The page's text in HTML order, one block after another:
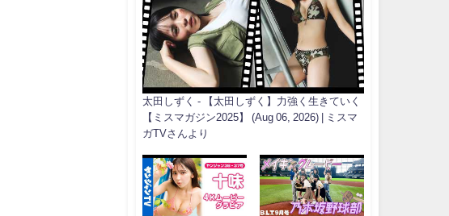
太田しずく - 【太田しずく】力強く生きていく
【ミスマガジン2025】 (Aug 06, 2026) | ミスマ
ガTVさんより